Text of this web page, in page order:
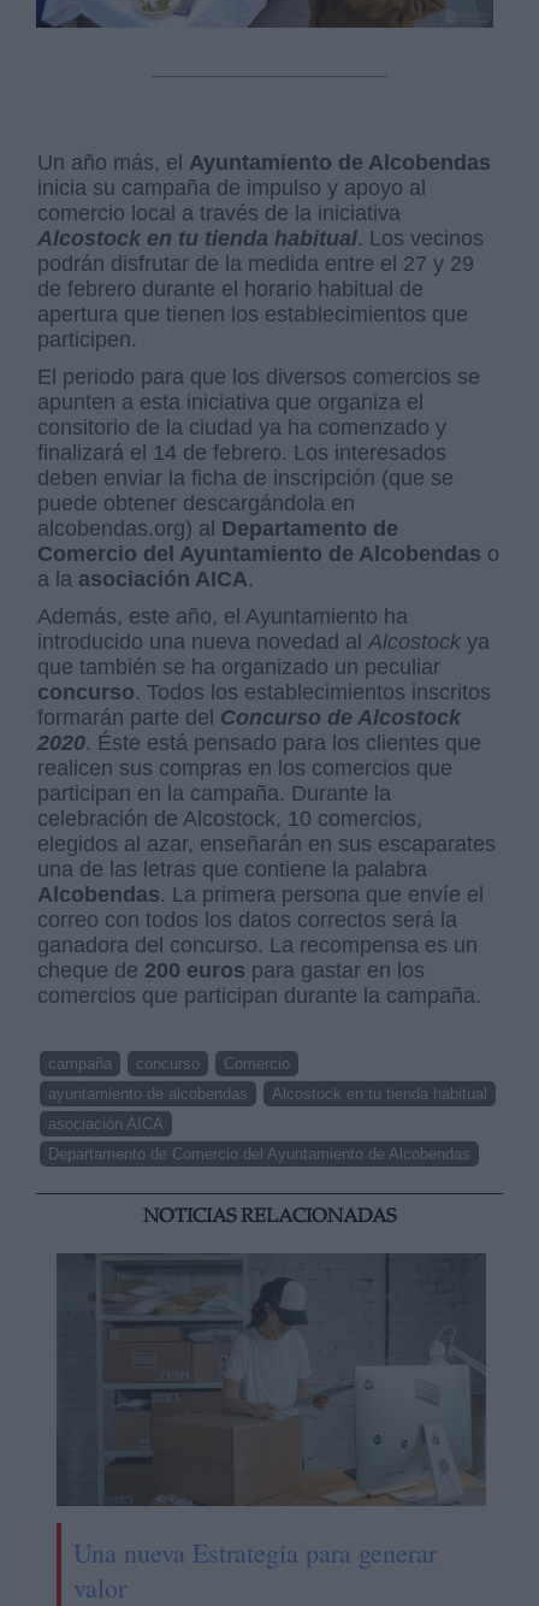
Un año más, el Ayuntamiento de Alcobendas
inicia su campaña de impulso y apoyo al
comercio local a través de la iniciativa
Alcostock en tu tienda habitual. Los vecinos
podrán disfrutar de la medida entre el 27 y 29
de febrero durante el horario habitual de
apertura que tienen los establecimientos que
participen.
El periodo para que los diversos comercios se
apunten a esta iniciativa que organiza el
consitorio de la ciudad ya ha comenzado y
finalizará el 14 de febrero. Los interesados
deben enviar la ficha de inscripción (que se
puede obtener descargándola en
alcobendas.org) al Departamento de
Comercio del Ayuntamiento de Alcobendas o
a la asociación AICA.
Además, este año, el Ayuntamiento ha
introducido una nueva novedad alAlcostockya
que también se ha organizado un peculiar
concurso. Todos los establecimientos inscritos
formarán parte del Concurso de Alcostock
2020. Éste está pensado para los clientes que
realicen sus compras en los comercios que
participan en la campaña. Durante la
celebración de Alcostock, 10 comercios,
elegidos al azar, enseñarán en sus escaparates
una de las letras que contiene la palabra
Alcobendas. La primera persona que envíe el
correo con todos los datos correctos será la
ganadora del concurso. La recompensa es un
cheque de 200 euros para gastar en los
comercios que participan durante la campaña.
campaña concurso
Comercio
ayuntamiento de alcobendas
Alcostock en tu tienda habitual
asociación AICA
Departamento de Comercio del Ayuntamiento de Alcobendas
NOTICIAS RELACIONADAS
Una nueva Estrategia para generar
valor